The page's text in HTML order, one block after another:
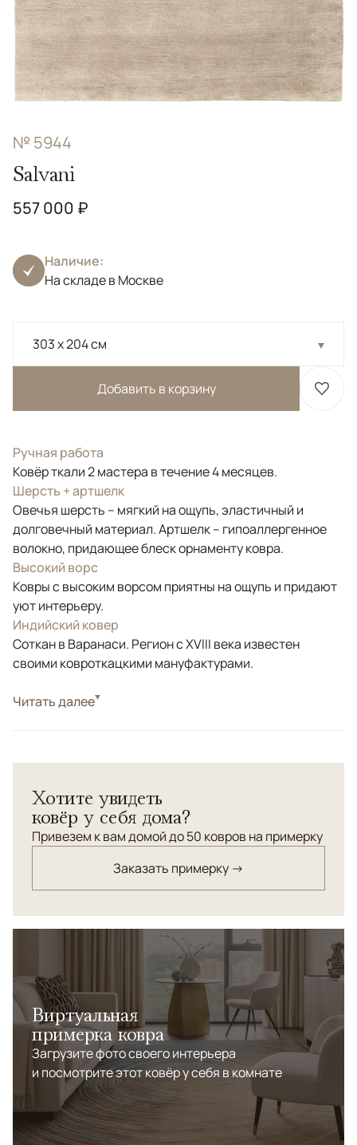
№ 5944
Salvani
557 000 ₽
Наличие:
На складе в Москве
303 x 204 см
Добавить в корзину
Ручная работа
Ковёр ткали 2 мастера в течение 4 месяцев.
Шерсть + артшелк
Овечья шерсть – мягкий на ощупь, эластичный и
долговечный материал. Артшелк – гипоаллергенное
волокно, придающее блеск орнаменту ковра.
Высокий ворс
Ковры с высоким ворсом приятны на ощупь и придают
уют интерьеру.
Индийский ковер
Соткан в Варанаси. Регион с XVIII века известен
своими ковроткацкими мануфактурами.
СтильСовременные
натуральной шерсти и бамбукового шёлка
(артшёлк).Обладает высоким ворсом - 2см и при это
плотной текстурой. Ковер очень мягкий, лёгкий и
гостиной в качестве фонового ковра, который
способен поддержать общий колорит и придать уюта.
Читать далее
Хотите увидеть
ковёр у себя дома?
Привезем к вам домой до 50 ковров на примерку
Заказать примерку →
Виртуальная
примерка ковра
Загрузите фото своего интерьера
и посмотрите этот ковёр у себя в комнате